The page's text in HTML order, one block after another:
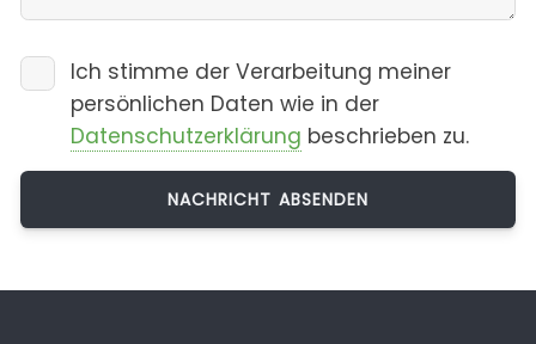
Ich stimme der Verarbeitung meiner
persönlichen Daten wie in der
Datenschutzerklärung beschrieben zu.